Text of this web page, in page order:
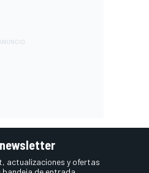
actualizaciones y ofertas